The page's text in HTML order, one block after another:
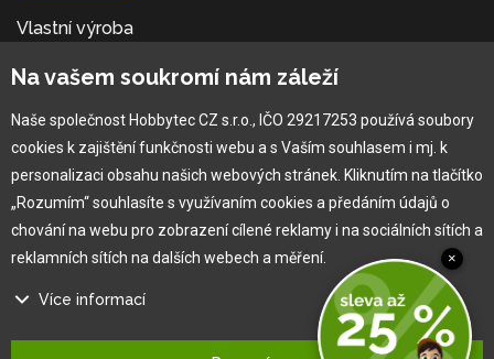
Vlastní výroba
O nás
Pro zákazníka
Obchodní podmínky
Věrnostní program
Jak na reklamaci
Výprodej
Na vašem soukromí nám záleží
Naše společnost Hobbytec CZ s.r.o., IČO 29217253 používá soubory
cookies k zajištění funkčnosti webu a s Vaším souhlasem i mj. k
personalizaci obsahu našich webových stránek. Kliknutím na tlačítko
„Rozumím“ souhlasíte s využívaním cookies a předáním údajů o
chování na webu pro zobrazení cílené reklamy i na sociálních sítích a
reklamních sítích na dalších webech a měření.
Více informací
Na našem webu používáme několik druhů kategorií cookies:
×